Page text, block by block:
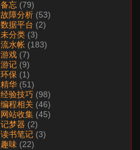
备忘 (79)
故障分析 (53)
数据平台 (2)
未分类 (3)
流水帐 (183)
游戏 (7)
游记 (9)
环保 (1)
精华 (51)
经验技巧 (98)
编程相关 (46)
网站收集 (45)
记梦器 (2)
读书笔记 (3)
趣味 (22)